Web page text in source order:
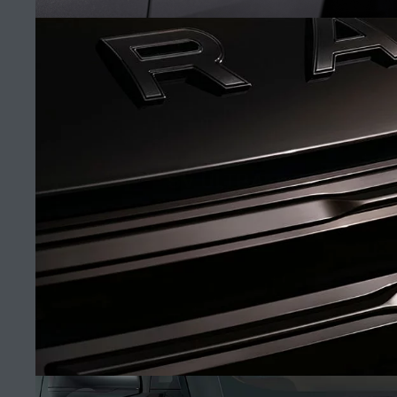
SV ULTRA
(10)
CONTÁCTANOS
TÉRMINOS Y CONDICIONES
POLÍTICA DE COOKIES
PERÚ AVENIDA JAVIER PRADO ESTE, 5445, LA MOLINA 15023, PE, LIMA
12, TELÉFONO:01 612 7770
El consumo de combustible real de un vehículo podría ser diferente del
obtenido en dichas pruebas y estas cifras son para fines comparativos
*Las imágenes y especificaciones mostradas son de carácter meramente
ilustrativo y pueden no reflejar la disponibilidad del mercado. Para obtener
más información consulte su concesionario local.
Nota importante sobre imágenes y especificaciones.
de semiconductores está afectando actualmente la producción de ciertos